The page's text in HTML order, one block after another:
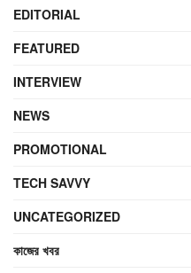
EDITORIAL
FEATURED
INTERVIEW
NEWS
PROMOTIONAL
TECH SAVVY
UNCATEGORIZED
কাজের খবর